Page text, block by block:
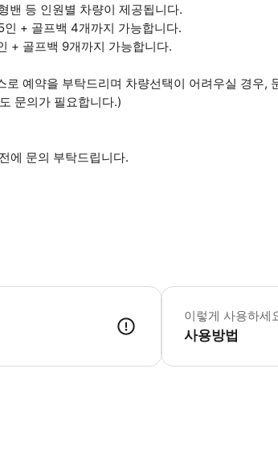
밴 등 인원별 차량이 제공됩니다.
+ 골프백 4개까지 가능합니다.
+ 골프백 9개까지 가능합니다.
로 예약을 부탁드리며 차량선택이 어려우실 경우,
문의가 필요합니다.)
에 문의 부탁드립니다.
🤵픽업/드랍 안내 예약
이렇게 사용하세
사용방법